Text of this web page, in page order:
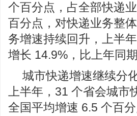
个百分点，占全部快递
百分点，对快递业务整
务增速持续回升，上半
增长 14.9%，比上年同
城市快递增速继续分
上半年，31 个省会城
全国平均增速 6.5 个百